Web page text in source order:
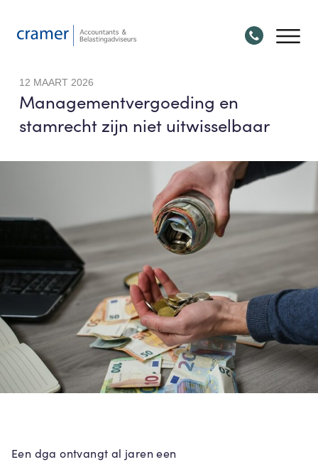
12 MAART 2026
Managementvergoeding en
stamrecht zijn niet uitwisselbaar
Een dga ontvangt al jaren een